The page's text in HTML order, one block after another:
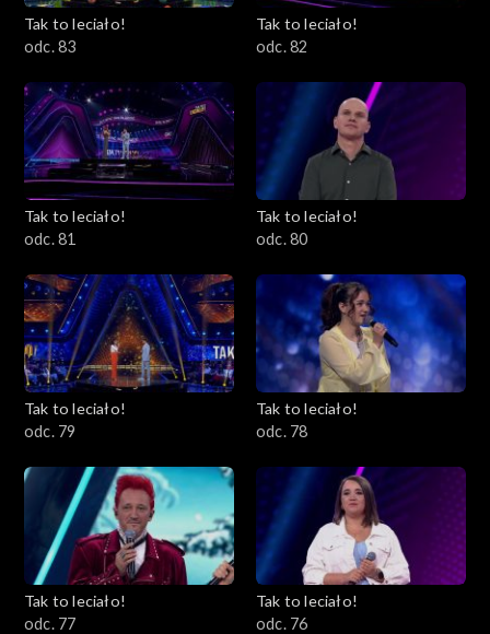
Tak to leciało!
odc. 83
Tak to leciało!
odc. 82
Tak to leciało!
odc. 81
Tak to leciało!
odc. 80
Tak to leciało!
odc. 79
Tak to leciało!
odc. 78
Tak to leciało!
odc. 77
Tak to leciało!
odc. 76